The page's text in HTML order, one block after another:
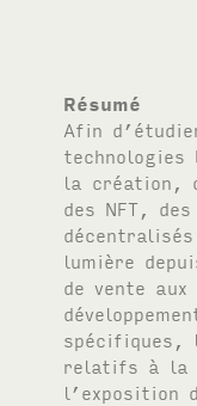
Résumé
Afin
technologies
la création,
des NFT ,
lumière
de vente
spécifiques,
relatifs à la
l’exposition